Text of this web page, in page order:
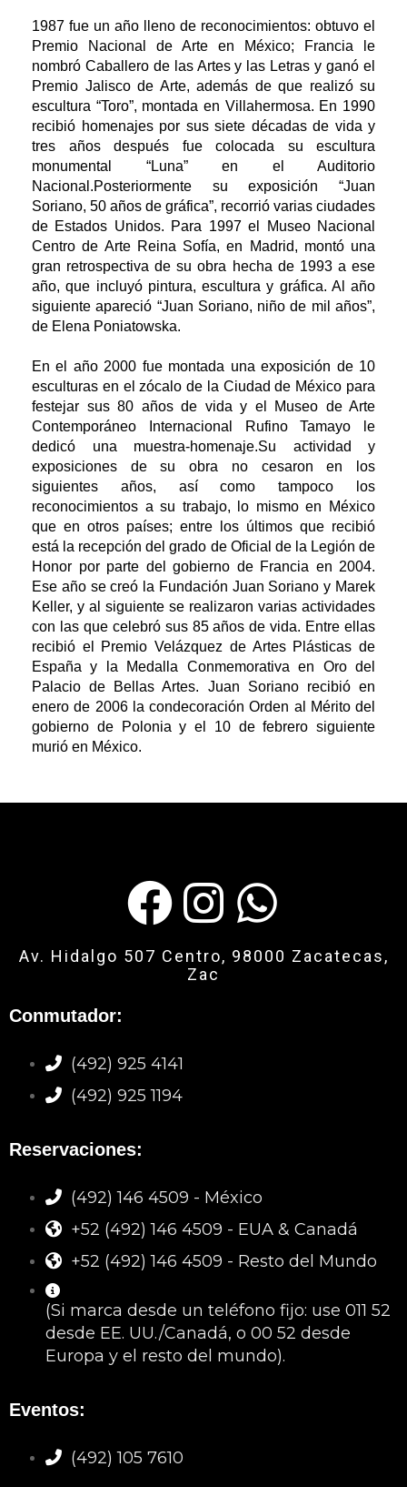
1987 fue un año lleno de reconocimientos: obtuvo el
Premio Nacional de Arte en México; Francia le
nombró Caballero de las Artes y las Letras y ganó el
Premio Jalisco de Arte, además de que realizó su
escultura “Toro”, montada en Villahermosa. En 1990
recibió homenajes por sus siete décadas de vida y
tres años después fue colocada su escultura
monumental “Luna” en el Auditorio
Nacional.Posteriormente su exposición “Juan
Soriano, 50 años de gráfica”, recorrió varias ciudades
de Estados Unidos. Para 1997 el Museo Nacional
Centro de Arte Reina Sofía, en Madrid, montó una
gran retrospectiva de su obra hecha de 1993 a ese
año, que incluyó pintura, escultura y gráfica. Al año
siguiente apareció “Juan Soriano, niño de mil años”,
de Elena Poniatowska.
En el año 2000 fue montada una exposición de 10
esculturas en el zócalo de la Ciudad de México para
festejar sus 80 años de vida y el Museo de Arte
Contemporáneo Internacional Rufino Tamayo le
dedicó una muestra-homenaje.Su actividad y
exposiciones de su obra no cesaron en los
siguientes años, así como tampoco los
reconocimientos a su trabajo, lo mismo en México
que en otros países; entre los últimos que recibió
está la recepción del grado de Oficial de la Legión de
Honor por parte del gobierno de Francia en 2004.
Ese año se creó la Fundación Juan Soriano y Marek
Keller, y al siguiente se realizaron varias actividades
con las que celebró sus 85 años de vida. Entre ellas
recibió el Premio Velázquez de Artes Plásticas de
España y la Medalla Conmemorativa en Oro del
Palacio de Bellas Artes. Juan Soriano recibió en
enero de 2006 la condecoración Orden al Mérito del
gobierno de Polonia y el 10 de febrero siguiente
murió en México.
Av. Hidalgo 507 Centro, 98000 Zacatecas,
Zac
Conmutador:
(492) 925 4141
(492) 925 1194
Reservaciones:
(492) 146 4509 - México
+52 (492) 146 4509 - EUA & Canadá
+52 (492) 146 4509 - Resto del Mundo
(Si marca desde un teléfono fijo: use 011 52
desde EE. UU./Canadá, o 00 52 desde
Europa y el resto del mundo).
Eventos:
(492) 105 7610